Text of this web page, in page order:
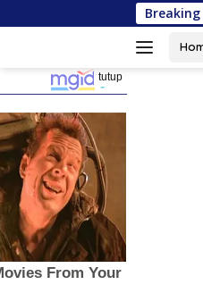
ke
Breaking
Pasokan dan
tutup